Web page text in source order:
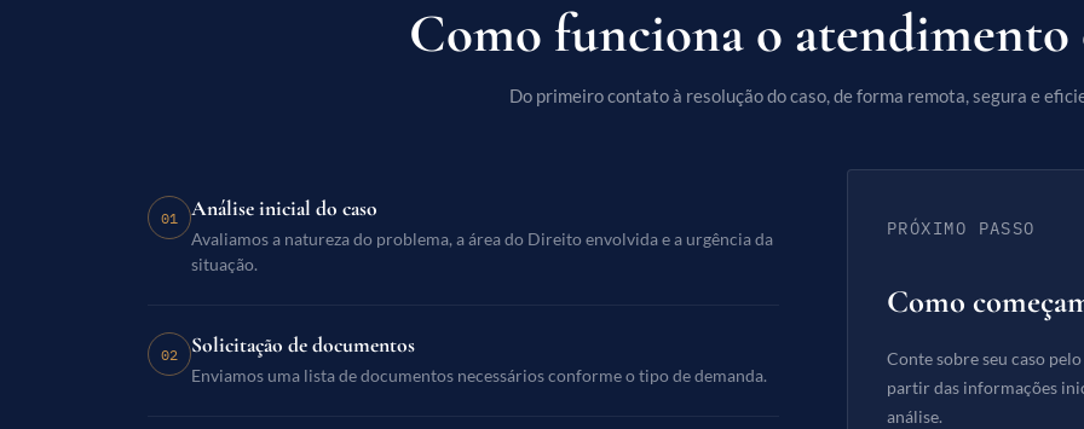
Como funciona o
Do primeiro contato à resolução do caso, de forma remota, segura e
01 Análise inicial do caso
Avaliamos a natureza do problema, a área do Direito envolvida e a urgência da
situação.
02 Solicitação de documentos
Enviamos uma lista de documentos necessários conforme o tipo de demanda.
PRÓXIMO PASSO
Como
Conte sobre seu caso
partir das informações
análise.